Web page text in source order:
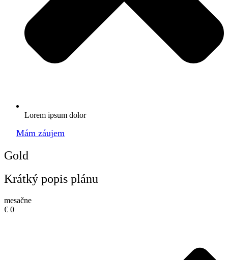
Lorem ipsum dolor
Mám záujem
Gold
Krátký popis plánu
mesačne
€ 0